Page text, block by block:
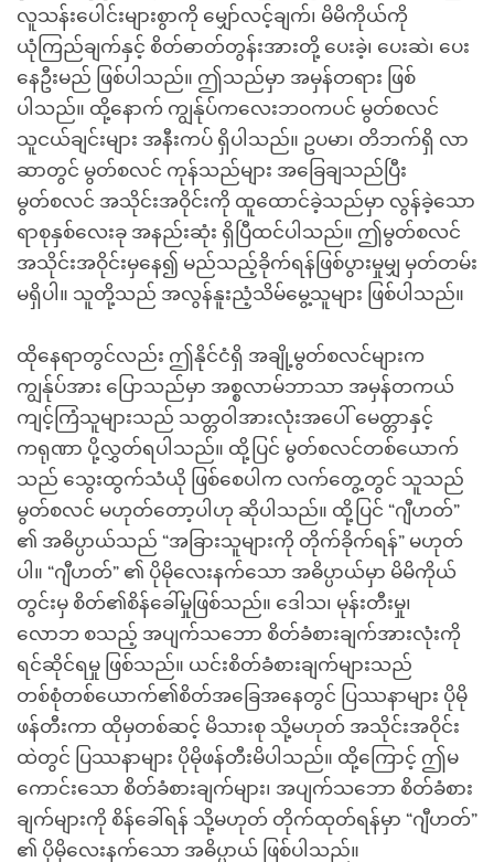
လူသန်းပေါင်းများစွာကို မျှော်လင့်ချက်၊ မိမိကိုယ်ကို
ယုံကြည်ချက်နှင့် စိတ်ဓာတ်တွန်းအားတို့ ပေးခဲ့၊ ပေးဆဲ၊ ပေး
နေဦးမည် ဖြစ်ပါသည်။ ဤသည်မှာ အမှန်တရား ဖြစ်
ပါသည်။ ထို့နောက် ကျွန်ုပ်ကလေးဘဝကပင် မွတ်စလင်
သူငယ်ချင်းများ အနီးကပ် ရှိပါသည်။ ဥပမာ၊ တိဘက်ရှိ လာ
ဆာတွင် မွတ်စလင် ကုန်သည်များ အခြေချသည်ပြီး
မွတ်စလင် အသိုင်းအဝိုင်းကို ထူထောင်ခဲ့သည်မှာ လွန်ခဲ့သော
ရာစုနှစ်လေးခု အနည်းဆုံး ရှိပြီထင်ပါသည်။ ဤမွတ်စလင်
အသိုင်းအဝိုင်းမှနေ၍ မည်သည့်ခိုက်ရန်ဖြစ်ပွားမှုမျှ မှတ်တမ်း
မရှိပါ။ သူတို့သည် အလွန်နူးညံ့သိမ်မွေ့သူများ ဖြစ်ပါသည်။
ထိုနေရာတွင်လည်း ဤနိုင်ငံရှိ အချို့မွတ်စလင်များက
ကျွန်ုပ်အား ပြောသည်မှာ အစ္စလာမ်ဘာသာ အမှန်တကယ်
ကျင့်ကြံသူများသည် သတ္တဝါအားလုံးအပေါ် မေတ္တာနှင့်
ကရုဏာ ပို့လွှတ်ရပါသည်။ ထို့ပြင် မွတ်စလင်တစ်ယောက်
သည် သွေးထွက်သံယို ဖြစ်စေပါက လက်တွေ့တွင် သူသည်
မွတ်စလင် မဟုတ်တော့ပါဟု ဆိုပါသည်။ ထို့ပြင် “ဂျီဟတ်”
၏ အဓိပ္ပာယ်သည် “အခြားသူများကို တိုက်ခိုက်ရန်” မဟုတ်
ပါ။ “ဂျီဟတ်” ၏ ပိုမိုလေးနက်သော အဓိပ္ပာယ်မှာ မိမိကိုယ်
တွင်းမှ စိတ်၏စိန်ခေါ်မှုဖြစ်သည်။ ဒေါသ၊ မုန်းတီးမှု၊
လောဘ စသည့် အပျက်သဘော စိတ်ခံစားချက်အားလုံးကို
ရင်ဆိုင်ရမှု ဖြစ်သည်။ ယင်းစိတ်ခံစားချက်များသည်
တစ်စုံတစ်ယောက်၏စိတ်အခြေအနေတွင် ပြဿနာများ ပိုမို
ဖန်တီးကာ ထိုမှတစ်ဆင့် မိသားစု သို့မဟုတ် အသိုင်းအဝိုင်း
ထဲတွင် ပြဿနာများ ပိုမိုဖန်တီးမိပါသည်။ ထို့ကြောင့် ဤမ
ကောင်းသော စိတ်ခံစားချက်များ၊ အပျက်သဘော စိတ်ခံစား
ချက်များကို စိန်ခေါ်ရန် သို့မဟုတ် တိုက်ထုတ်ရန်မှာ “ဂျီဟတ်”
၏ ပိုမိုလေးနက်သော အဓိပ္ပာယ် ဖြစ်ပါသည်။